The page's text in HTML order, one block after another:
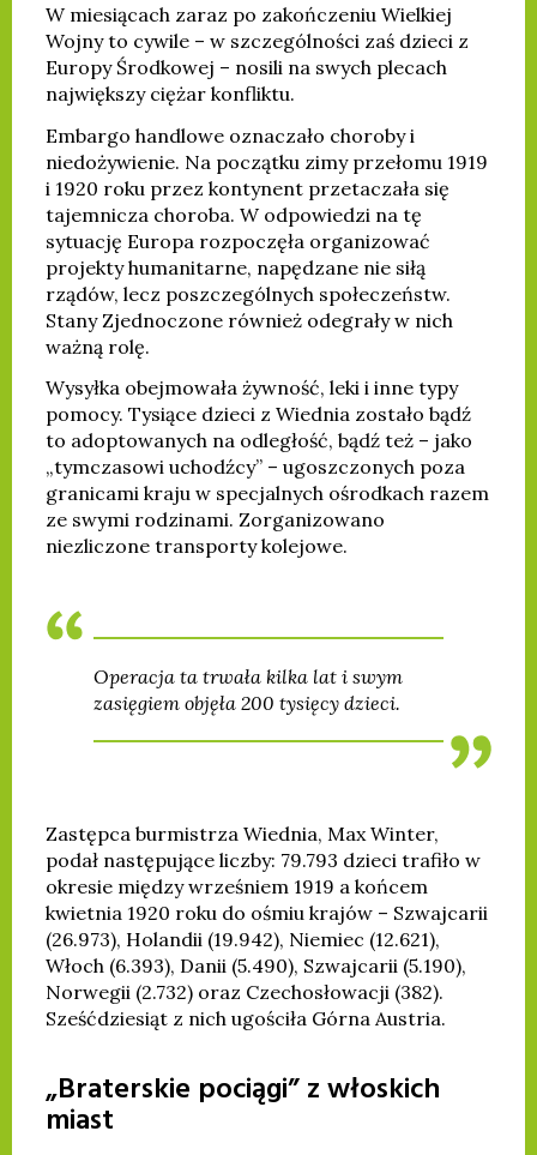
W miesiącach zaraz po zakończeniu Wielkiej
Wojny to cywile – w szczególności zaś dzieci z
Europy Środkowej – nosili na swych plecach
największy ciężar konfliktu.
Embargo handlowe oznaczało choroby i
niedożywienie. Na początku zimy przełomu 1919
i 1920 roku przez kontynent przetaczała się
tajemnicza choroba. W odpowiedzi na tę
sytuację Europa rozpoczęła organizować
projekty humanitarne, napędzane nie siłą
rządów, lecz poszczególnych społeczeństw.
Stany Zjednoczone również odegrały w nich
ważną rolę.
Wysyłka obejmowała żywność, leki i inne typy
pomocy. Tysiące dzieci z Wiednia zostało bądź
to adoptowanych na odległość, bądź też – jako
„tymczasowi uchodźcy” – ugoszczonych poza
granicami kraju w specjalnych ośrodkach razem
ze swymi rodzinami. Zorganizowano
niezliczone transporty kolejowe.
Operacja ta trwała kilka lat i swym
zasięgiem objęła 200 tysięcy dzieci.
Zastępca burmistrza Wiednia, Max Winter,
podał następujące liczby: 79.793 dzieci trafiło w
okresie między wrześniem 1919 a końcem
kwietnia 1920 roku do ośmiu krajów – Szwajcarii
(26.973), Holandii (19.942), Niemiec (12.621),
Włoch (6.393), Danii (5.490), Szwajcarii (5.190),
Norwegii (2.732) oraz Czechosłowacji (382).
Sześćdziesiąt z nich ugościła Górna Austria.
„Braterskie pociągi” z włoskich
miast